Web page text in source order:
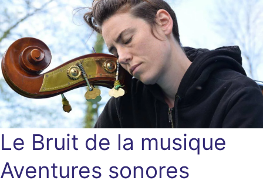
Le Bruit de la musique
Aventures sonores